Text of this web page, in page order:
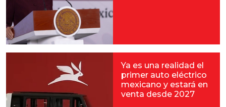
Ya es una realidad el
primer auto eléctrico
mexicano y estará en
venta desde 2027